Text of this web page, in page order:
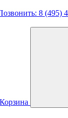
8 (495)
Корзина